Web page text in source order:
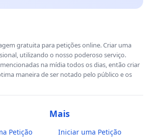
gratuita para petições online. Criar uma
utilizando o nosso poderoso serviço.
na mídia todos os dias, então criar
maneira de ser notado pelo público e os
Petição
Mais
Iniciar uma Petição